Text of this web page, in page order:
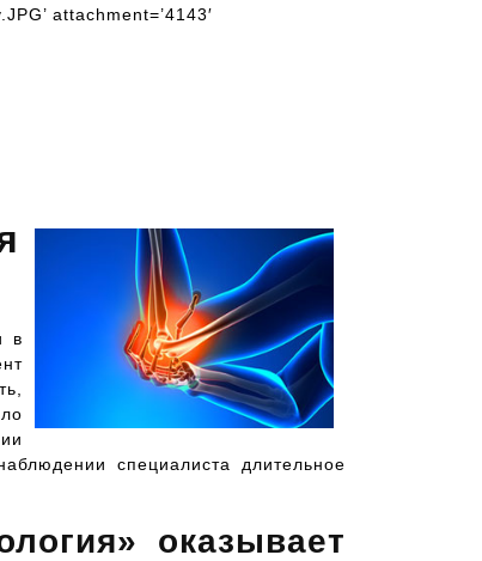
attachment=’4143′
в
специалиста длительное
оказывает